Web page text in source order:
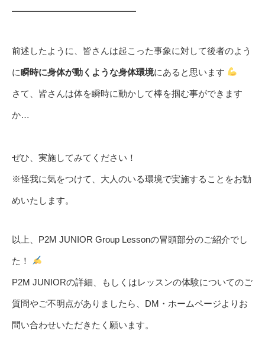
━━━━━━━━━━━━━━
前述したように、皆さんは起こった事象に対して後者のよう
に瞬時に身体が動くような身体環境にあると思います
さて、皆さんは体を瞬時に動かして棒を掴む事ができます
か…
ぜひ、実施してみてください！
※怪我に気をつけて、大人のいる環境で実施することをお勧
めいたします。
以上、P2M JUNIOR Group Lessonの冒頭部分のご紹介でし
た！
P2M JUNIORの詳細、もしくはレッスンの体験についてのご
質問やご不明点がありましたら、DM・ホームページよりお
問い合わせいただきたく願います。